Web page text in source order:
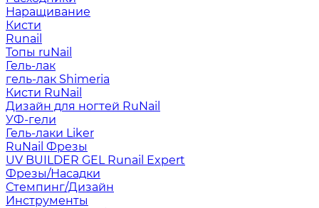
Наращивание
Кисти
Runail
Топы ruNail
Гель-лак
гель-лак Shimeria
Кисти RuNail
Дизайн для ногтей RuNail
УФ-гели
Гель-лаки Liker
RuNail Фрезы
UV BUILDER GEL Runail Expert
Фрезы/Насадки
Стемпинг/Дизайн
Инструменты